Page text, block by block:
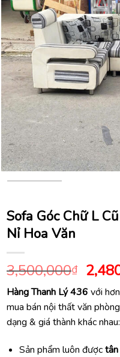
Sofa Góc Chữ L
Nỉ Hoa Văn
3,500,000₫ Giá
gốc
là:
Hàng Thanh Lý 436 với
mua bán nội thất văn
dạng & giá thành khác nhau:
Sản phẩm luôn đượctân